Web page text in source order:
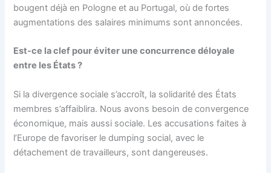
bougent déjà en Pologne et au Portugal, où de fortes
augmentations des salaires minimums sont annoncées.
Est-ce la clef pour éviter une concurrence déloyale
entre les États ?
Si la divergence sociale s’accroît, la solidarité des États
membres s’affaiblira. Nous avons besoin de convergence
économique, mais aussi sociale. Les accusations faites à
l’Europe de favoriser le dumping social, avec le
détachement de travailleurs, sont dangereuses.